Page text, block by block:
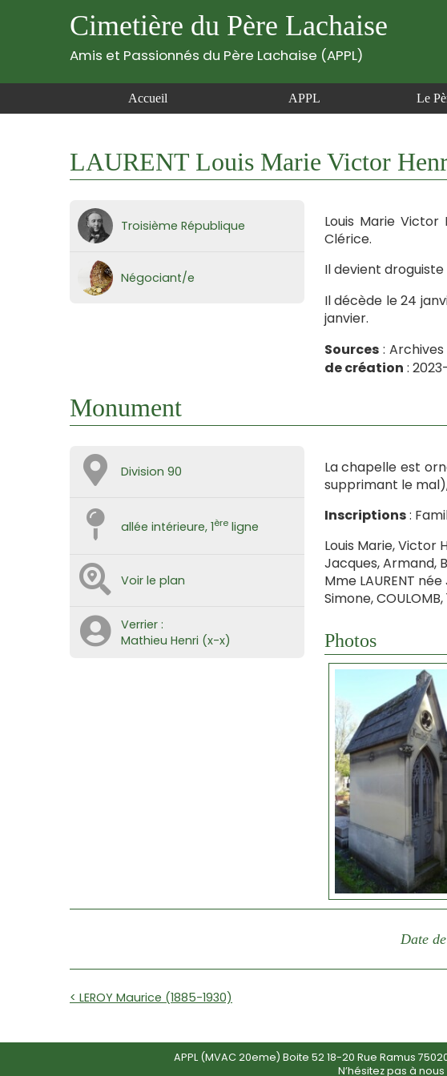
Cimetière du Père Lachaise
Amis et Passionnés du Père Lachaise (APPL)
Accueil APPL Le
LAURENT Louis Marie Victor
Troisième République
Négociant/e
Louis Marie
Clérice.
Il devient droguiste
Il décède le 24
janvier.
Sources: Archives
de création :
Monument
Division 90
allée intérieure, 1ère ligne
Voir le plan
Verrier :
Mathieu Henri (x-x)
La chapelle est
supprimant le
Inscriptions:
Louis Marie, Victor
Jacques, Armand,
Mme LAURENT
Simone,
Photos
Date
< LEROY Maurice (1885-1930)
APPL (MVAC 20eme) Boite 52 18-20 Rue Ramus
N’hésitez pas à